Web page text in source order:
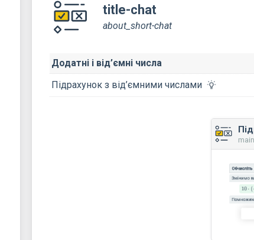
title-chat
about_short-chat
Додатні і від’ємні числа
Підрахунок з від’ємними числами